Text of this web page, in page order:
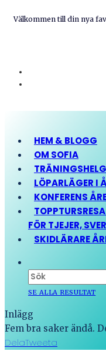
Välkommen till din nya
HEM & BLOGG
OM SOFIA
LÖPARLÄGER I
KONFERENS
FÖR TJEJER,
SKIDLÄRARE
SE ALLA RESULTAT
Inlägg
Fem bra saker ändå.
DelaTweeta